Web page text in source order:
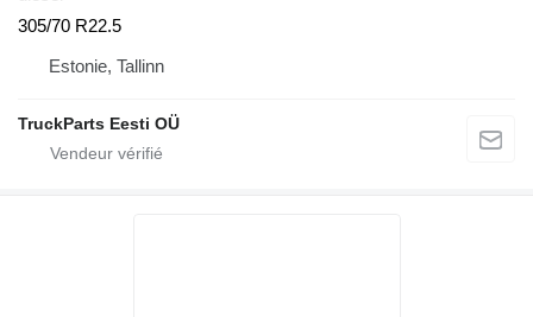
305/70 R22.5
Estonie, Tallinn
TruckParts Eesti OÜ